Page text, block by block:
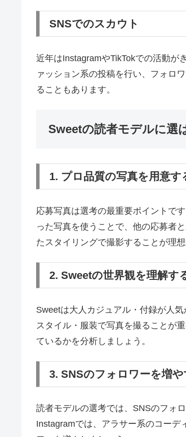
SNSでのスカウト
近年はInstagramやTikTokでの活動が
ァッション系の投稿を行い、フォロ
ることもあります。
Sweetの読者モデルに選
1. プロ品質の写真を用意す
応募写真は選考の最重要ポイントで
った写真を使うことで、他の応募者
たスタイリングで撮影することが理想
2. Sweetの世界観を理解す
Sweetは大人カジュアル・付録が人
スタイル・服装で写真を撮ることが
ているかを分析しましょう。
3. SNSのフォロワーを増や
読者モデルの選考では、SNSのフォ
Instagramでは、アラサー系のコーデ